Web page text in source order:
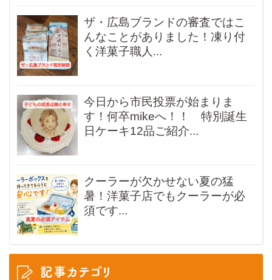
ザ・広島ブランドの審査ではこ
んなことがありました！凍り付
く洋菓子職人...
今日から市民投票が始まりま
す！何卒mikeへ！！ 特別誕生
日ケーキ12品ご紹介...
クーラーが欠かせない夏の猛
暑！洋菓子店でもクーラーが必
須です...
記事カテゴリ